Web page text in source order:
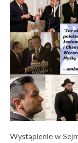
Wystąpienie w